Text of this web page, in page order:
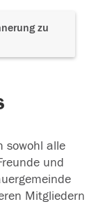
zu
sowohl alle
und
Mitgliedern